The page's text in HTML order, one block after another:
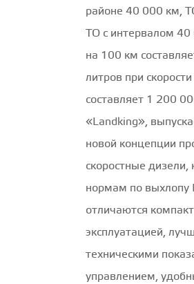
районе 40 000 км,
ТО с интервалом 40
на 100 км
литров при
составляет 1 200
«Landking»,
новой концепции
скоростные дизели,
нормам по выхлопу
отличаются
эксплуатацией,
техническими
управлением,